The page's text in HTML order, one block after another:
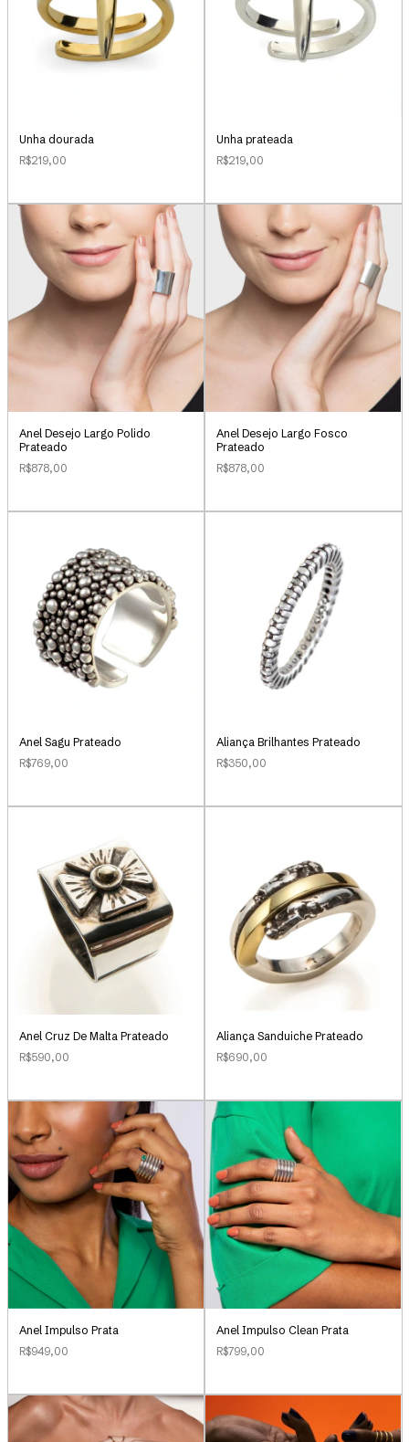
Unha dourada
R$219,00
Unha prateada
R$219,00
Anel Desejo Largo Polido
Prateado
R$878,00
Anel Desejo Largo Fosco
Prateado
R$878,00
Anel Sagu Prateado
R$769,00
Aliança Brilhantes Prateado
R$350,00
Anel Cruz De Malta Prateado
R$590,00
Aliança Sanduiche Prateado
R$690,00
Anel Impulso Prata
R$949,00
Anel Impulso Clean Prata
R$799,00